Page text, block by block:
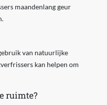
maandenlang geur
van natuurlijke
kan helpen om
ruimte?